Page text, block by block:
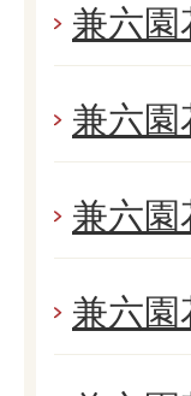
兼六
兼六
兼六
兼六